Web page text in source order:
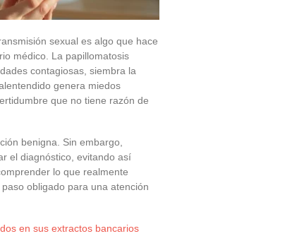
sexual es algo que hace
médico. La papillomatosis
contagiosas, siembra la
genera miedos
que no tiene razón de
benigna. Sin embargo,
el diagnóstico, evitando así
lo que realmente
obligado para una atención
en sus extractos bancarios